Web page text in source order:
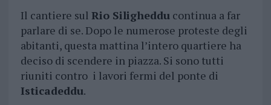
Il cantiere sul Rio Siligheddu continua a far
parlare di se. Dopo le numerose proteste degli
abitanti, questa mattina l’intero quartiere ha
deciso di scendere in piazza. Si sono tutti
riuniti contro i lavori fermi del ponte di
Isticadeddu.